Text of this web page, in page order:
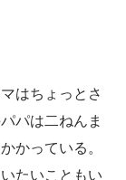
はちょっとさ
パは二ねんま
かっている。
たいこともい